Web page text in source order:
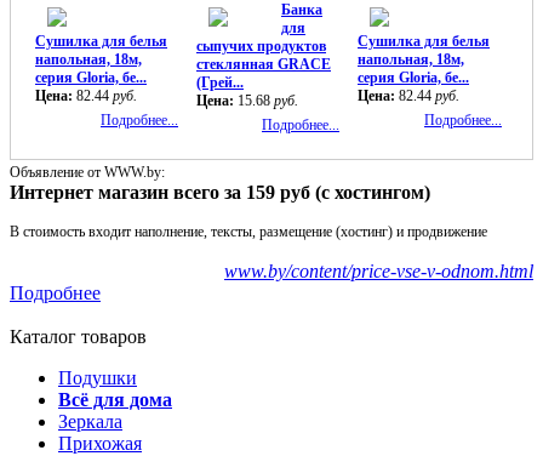
Сушилка для белья
напольная, 18м,
серия Gloria, бе...
Цена: 82.44 руб.
Подробнее...
Банка
для
сыпучих продуктов
стеклянная GRACE
(Грей...
Цена: 15.68 руб.
Подробнее...
Сушилка для белья
напольная, 18м,
серия Gloria, бе...
Цена: 82.44 руб.
Подробнее...
Объявление от WWW.by:
Интернет магазин всего за 159 руб (с хостингом)
В стоимость входит наполнение, тексты, размещение (хостинг) и продвижение
www.by/content/price-vse-v-odnom.html
Подробнее
Каталог товаров
Подушки
Всё для дома
Зеркала
Прихожая